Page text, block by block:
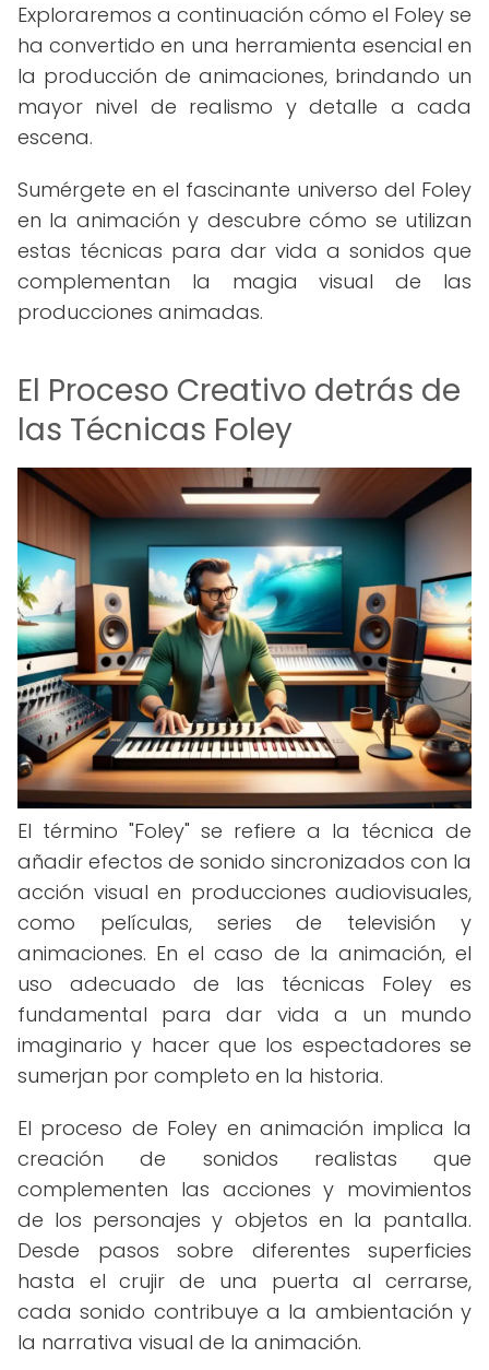
Exploraremos a continuación cómo el Foley se
ha convertido en una herramienta esencial en
la producción de animaciones, brindando un
mayor nivel de realismo y detalle a cada
escena.
Sumérgete en el fascinante universo del Foley
en la animación y descubre cómo se utilizan
estas técnicas para dar vida a sonidos que
complementan la magia visual de las
producciones animadas.
El Proceso Creativo detrás de
las Técnicas Foley
El término "Foley" se refiere a la técnica de
añadir efectos de sonido sincronizados con la
acción visual en producciones audiovisuales,
como películas, series de televisión y
animaciones. En el caso de la animación, el
uso adecuado de las técnicas Foley es
fundamental para dar vida a un mundo
imaginario y hacer que los espectadores se
sumerjan por completo en la historia.
El proceso de Foley en animación implica la
creación de sonidos realistas que
complementen las acciones y movimientos
de los personajes y objetos en la pantalla.
Desde pasos sobre diferentes superficies
hasta el crujir de una puerta al cerrarse,
cada sonido contribuye a la ambientación y
la narrativa visual de la animación.